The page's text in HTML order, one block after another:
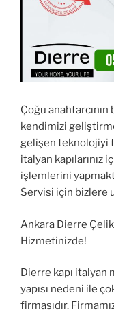
Çoğu
kendimizi
gelişen teknolojiyi
italyan
işlemlerini
Servisi için bizlere
Ankara Dierre
Hizmetinizde!
Dierre kapı
yapısı nedeni ile
firmasıdır.